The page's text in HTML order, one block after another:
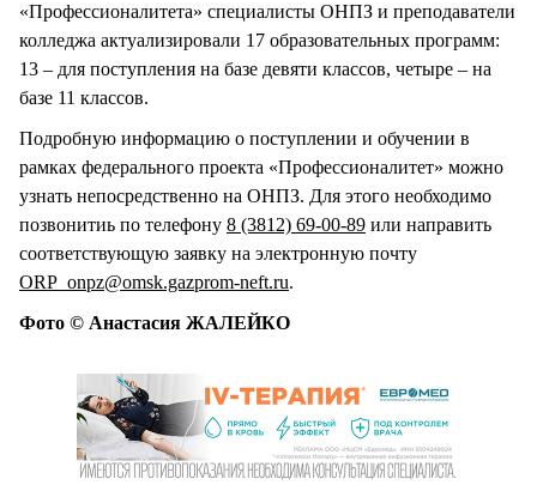
«Профессионалитета» специалисты ОНПЗ и преподаватели
колледжа актуализировали 17 образовательных программ:
13 – для поступления на базе девяти классов, четыре – на
базе 11 классов.
Подробную информацию о поступлении и обучении в
рамках федерального проекта «Профессионалитет» можно
узнать непосредственно на ОНПЗ. Для этого необходимо
позвонитиь по телефону 8 (3812) 69-00-89 или направить
соответствующую заявку на электронную почту
ORP_onpz@omsk.gazprom-neft.ru.
Фото © Анастасия ЖАЛЕЙКО